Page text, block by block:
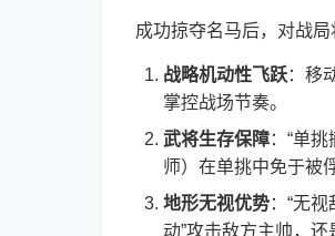
成功掠夺名马后，对战局
战略机动性飞跃：移
掌控战场节奏。
武将生存保障：“单
师）在单挑中免于被
地形无视优势：“无
动”攻击敌方主帅，